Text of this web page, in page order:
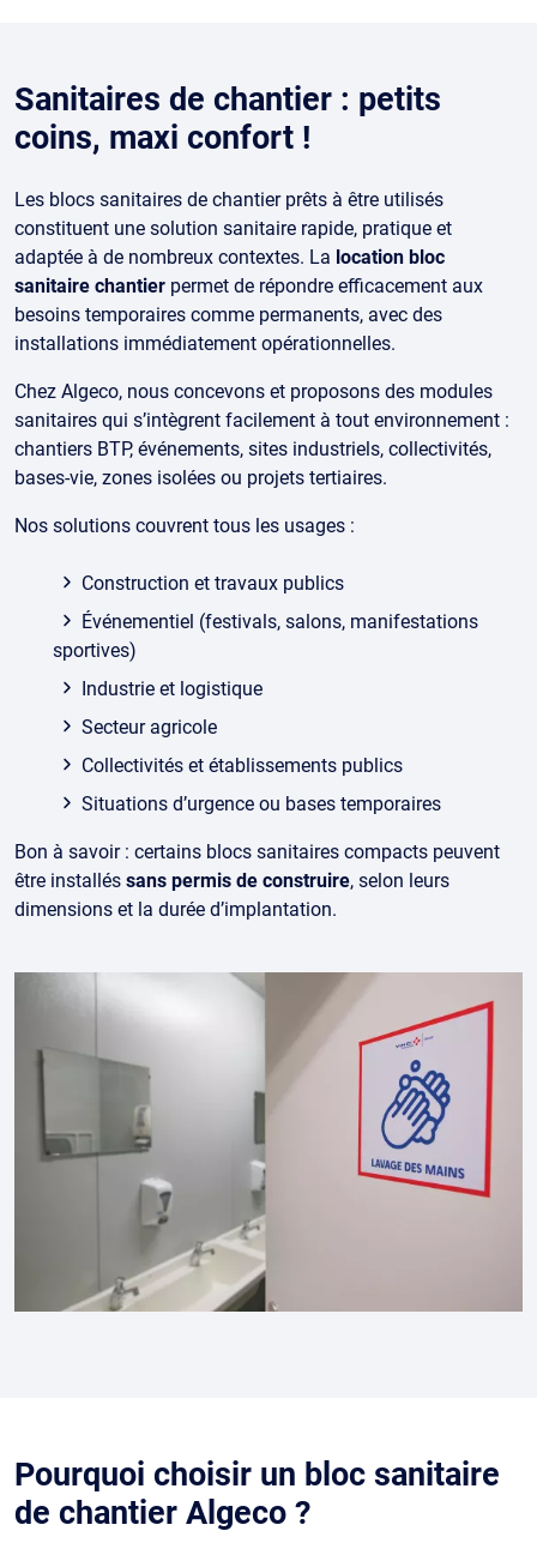
Sanitaires de chantier : petits
coins, maxi confort !
Les blocs sanitaires de chantier prêts à être utilisés
constituent une solution sanitaire rapide, pratique et
adaptée à de nombreux contextes. La location bloc
sanitaire chantier permet de répondre efficacement aux
besoins temporaires comme permanents, avec des
installations immédiatement opérationnelles.
Chez Algeco, nous concevons et proposons des modules
sanitaires qui s’intègrent facilement à tout environnement :
chantiers BTP, événements, sites industriels, collectivités,
bases-vie, zones isolées ou projets tertiaires.
Nos solutions couvrent tous les usages :
Construction et travaux publics
Événementiel (festivals, salons, manifestations
sportives)
Industrie et logistique
Secteur agricole
Collectivités et établissements publics
Situations d’urgence ou bases temporaires
Bon à savoir : certains blocs sanitaires compacts peuvent
être installés sans permis de construire, selon leurs
dimensions et la durée d’implantation.
Pourquoi choisir un bloc sanitaire
de chantier Algeco ?